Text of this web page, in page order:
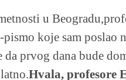
u
koje sam poslao
prvog dana bude
Hvala, profesore